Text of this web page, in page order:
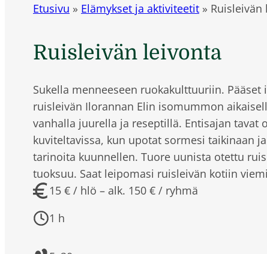
Etusivu » Elämykset ja aktiviteetit » Ruisleivän
Ruisleivän leivonta
Sukella menneeseen ruokakulttuuriin. Pääset
ruisleivän Ilorannan Elin isomummon
vanhalla juurella ja reseptillä. Entisajan tavat
kuviteltavissa, kun upotat sormesi taikinaan
tarinoita kuunnellen. Tuore uunista otettu
tuoksuu. Saat leipomasi ruisleivän kotiin
15 € / hlö – alk. 150 € / ryhmä
1 h